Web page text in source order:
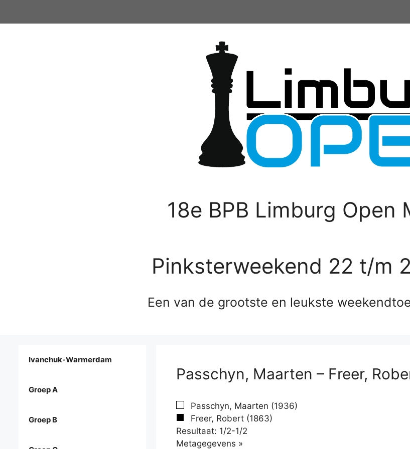
18e BPB Limburg Open
Pinksterweekend 22 t/m
Een van de grootste en leukste
Passchyn, Maarten – Freer,
Passchyn, Maarten (1936)
Freer, Robert (1863)
Resultaat: 1/2-1/2
Metagegevens »
Ivanchuk-Warmerdam
Groep A
Groep B